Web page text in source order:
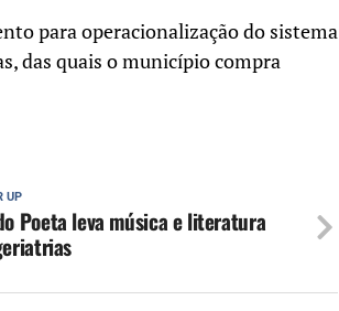
para operacionalização do sistema
das quais o município compra
UP
Poeta leva música e literatura